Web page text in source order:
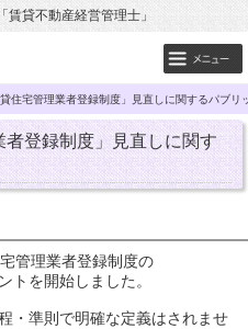
貸不動産経営管理士」
住宅管理業者登録制度」見直しに関するパブリ
登録制度」見直しに関す
管理業者登録制度の
トを開始しました。
・準則で明確な定義はされませ